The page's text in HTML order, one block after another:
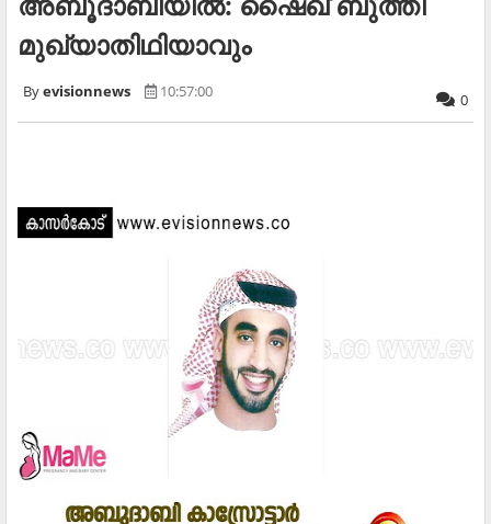
മുഖ്യാതിഥിയാവും
evisionnews 10:57:00 0